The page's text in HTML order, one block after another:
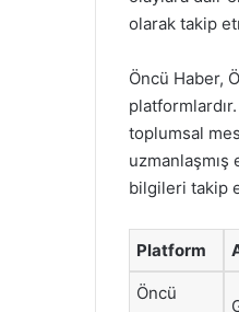
olarak takip
Öncü Haber,
toplumsal
bilgileri takip
Platform
Öncü